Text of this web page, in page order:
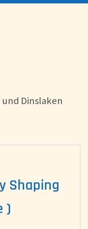
Dinslaken
Shaping
)